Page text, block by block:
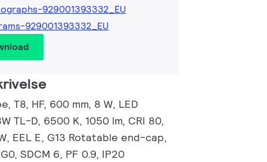
929001393332_EU
929001393332_EU
T8, HF, 600 mm, 8 W, LED
TL-D, 6500 K, 1050 lm, CRI 80,
EEL E, G13 Rotatable end-cap,
SDCM 6, PF 0.9, IP20